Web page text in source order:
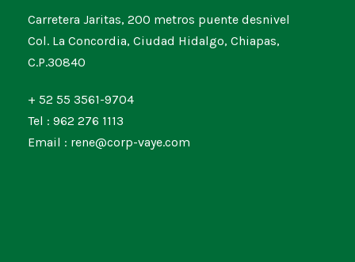
Carretera Jaritas, 200 metros puente desnivel
Col. La Concordia, Ciudad Hidalgo, Chiapas,
C.P.30840
+ 52 55 3561-9704
Tel : 962 276 1113
Email : rene@corp-vaye.com